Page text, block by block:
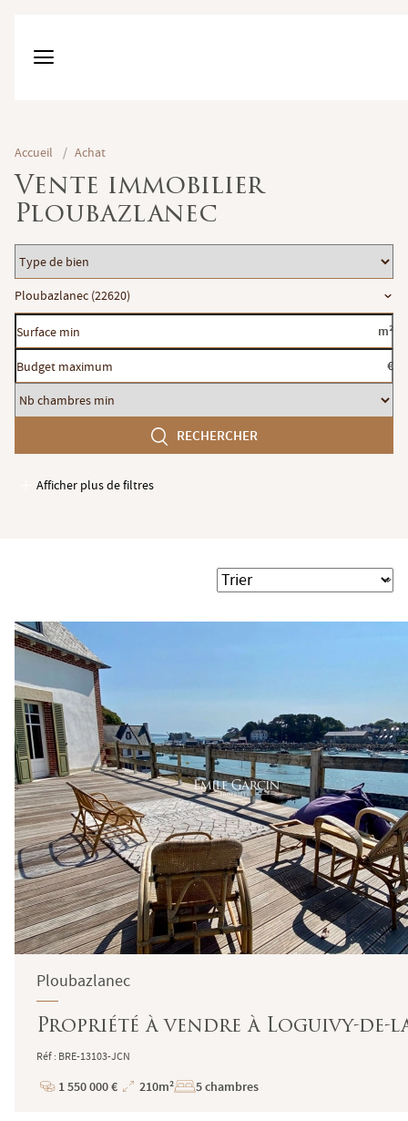
Accueil / Achat
Vente immobilier
Ploubazlanec
Type
de
bien
Localisation
Ploubazlanec (22620)
Surface
min
m²
Budget
maximum
€
Nb
chambres
RECHERCHER
Afficher plus de filtres
Garages / Parking
Terrasse
Jardin
Trier
Ploubazlanec
Propriété à vendre à Loguivy-de-
Réf : BRE-13103-JCN
Prix
1 550 000 €
Superficie
210m² 5 chambres